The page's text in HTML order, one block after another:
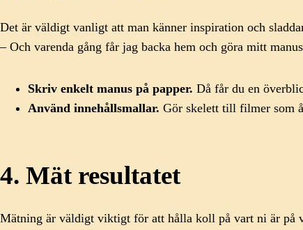
Det är väldigt vanligt att man känner inspiration och
– Och varenda gång får jag backa hem och göra mitt
Skriv enkelt manus på papper. Då får du en
Använd innehållsmallar. Gör skelett till filmer som
4. Mät resultatet
Mätning är väldigt viktigt för att hålla koll på vart ni är på